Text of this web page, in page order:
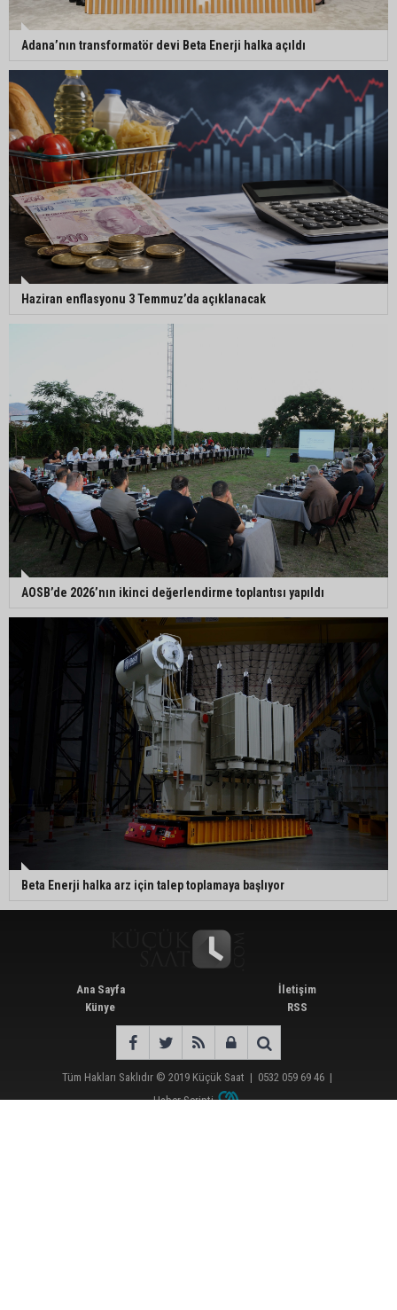
Adana’nın transformatör devi Beta Enerji halka açıldı
Haziran enflasyonu 3 Temmuz’da açıklanacak
AOSB’de 2026’nın ikinci değerlendirme toplantısı yapıldı
Beta Enerji halka arz için talep toplamaya başlıyor
Ana Sayfa
Künye
İletişim
RSS
Tüm Hakları Saklıdır © 2019 Küçük Saat | 0532 059 69 46 |
Haber Scripti